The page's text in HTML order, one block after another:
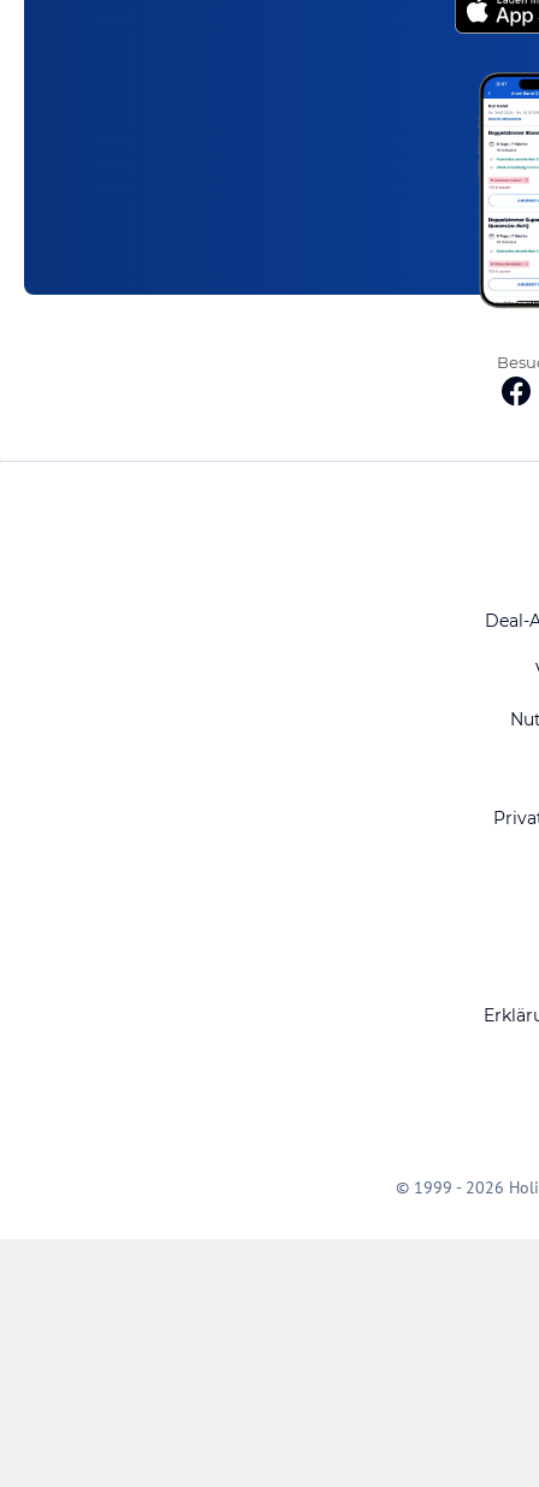
Deal-
© 1999 - 2026